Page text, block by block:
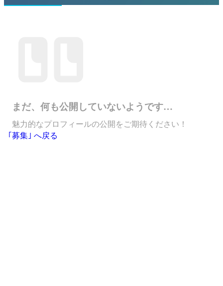
まだ、何も公開していないようです…
魅力的なプロフィールの公開をご期待ください！
｢募集｣ へ戻る